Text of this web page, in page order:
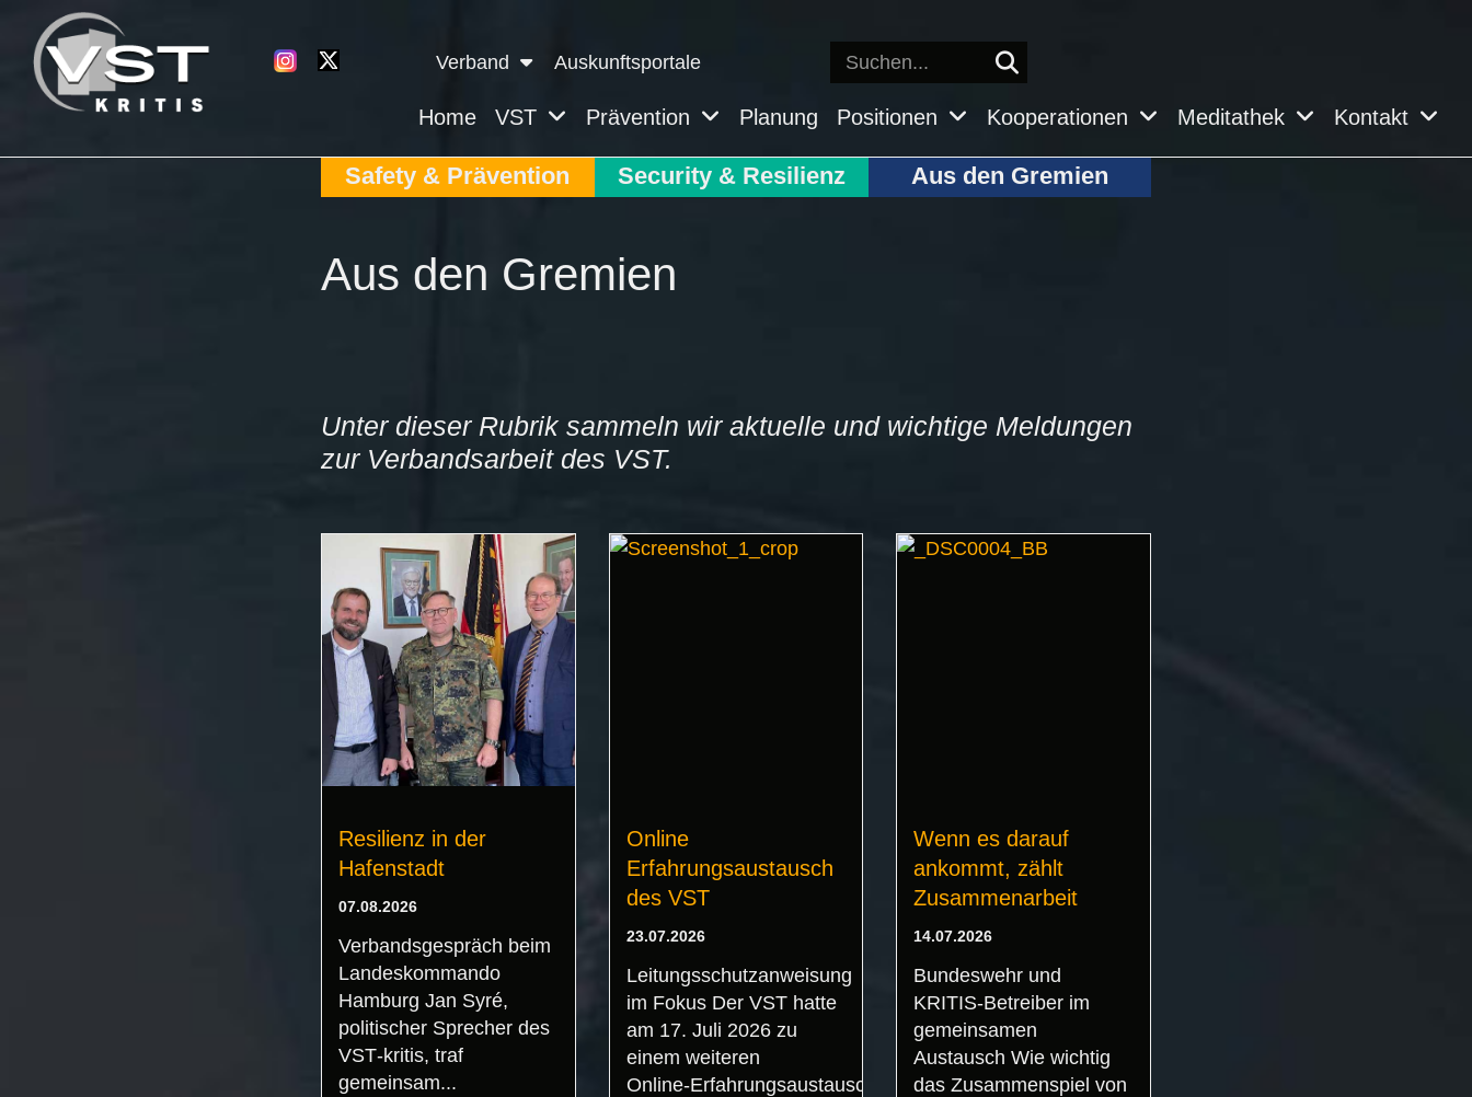
Verband Auskunftsportale
Home VST Prävention Planung Positionen Kooperationen Meditathek Kontakt
Safety & Prävention Security & Resilienz Aus den Gremien
Aus den Gremien
Unter dieser Rubrik sammeln wir aktuelle und wichtige Meldungen
zur Verbandsarbeit des VST.
Resilienz in der
Hafenstadt
07.08.2026
Verbandsgespräch beim
Landeskommando
Hamburg Jan Syré,
politischer Sprecher des
VST‑kritis, traf
gemeinsam...
Online
Erfahrungsaustausch
des VST
23.07.2026
Leitungsschutzanweisung
im Fokus Der VST hatte
am 17. Juli 2026 zu
einem weiteren
Online‑Erfahrungsaustausch...
Wenn es darauf
ankommt, zählt
Zusammenarbeit
14.07.2026
Bundeswehr und
KRITIS-Betreiber im
gemeinsamen
Austausch Wie wichtig
das Zusammenspiel von